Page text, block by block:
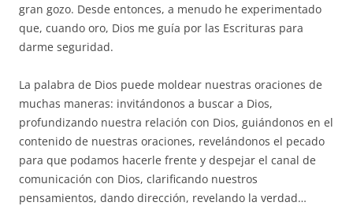
gran gozo. Desde entonces, a menudo he experimentado
que, cuando oro, Dios me guía por las Escrituras para
darme seguridad.
La palabra de Dios puede moldear nuestras oraciones de
muchas maneras: invitándonos a buscar a Dios,
profundizando nuestra relación con Dios, guiándonos en el
contenido de nuestras oraciones, revelándonos el pecado
para que podamos hacerle frente y despejar el canal de
comunicación con Dios, clarificando nuestros
pensamientos, dando dirección, revelando la verdad…